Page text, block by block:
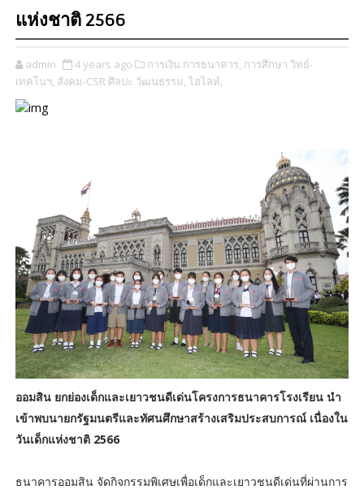
แห่งชาติ 2566
admin 4 years ago การเงิน การธนาคาร, การศึกษา วิทย์-
เทคโนฯ, สังคม-CSR ศิลปะ วัฒนธรรม, ไฮไลท์,
ออมสิน ยกย่องเด็กและเยาวชนดีเด่นโครงการธนาคารโรงเรียน นำ
เข้าพบนายกรัฐมนตรีและทัศนศึกษาสร้างเสริมประสบการณ์ เนื่องใน
วันเด็กแห่งชาติ 2566
ธนาคารออมสิน จัดกิจกรรมพิเศษเพื่อเด็กและเยาวชนดีเด่นที่ผ่านการ